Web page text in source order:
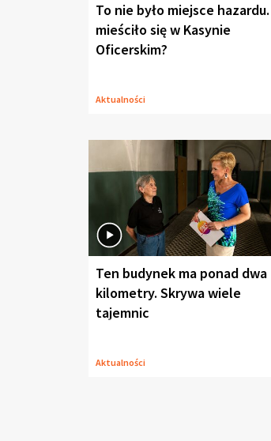
To nie było miejsce
mieściło się w Kasynie
Oficerskim?
Aktualności
Ten budynek ma ponad dwa
kilometry. Skrywa wiele
tajemnic
Aktualności